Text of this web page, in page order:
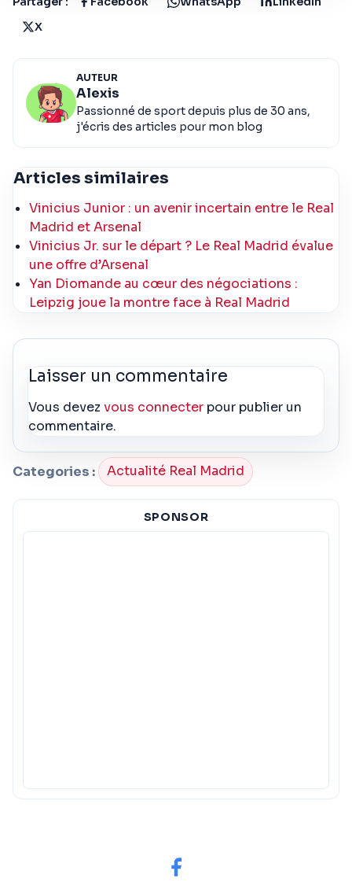
X
AUTEUR
Alexis
Passionné de sport depuis plus de 30 ans,
j'écris des articles pour mon blog
Articles similaires
Vinicius Junior : un avenir incertain entre le Real
Madrid et Arsenal
Vinicius Jr. sur le départ ? Le Real Madrid évalue
une offre d’Arsenal
Yan Diomande au cœur des négociations :
Leipzig joue la montre face à Real Madrid
Laisser un commentaire
Vous devezvous connecter pour publier un
commentaire.
Categories : Actualité Real Madrid
SPONSOR